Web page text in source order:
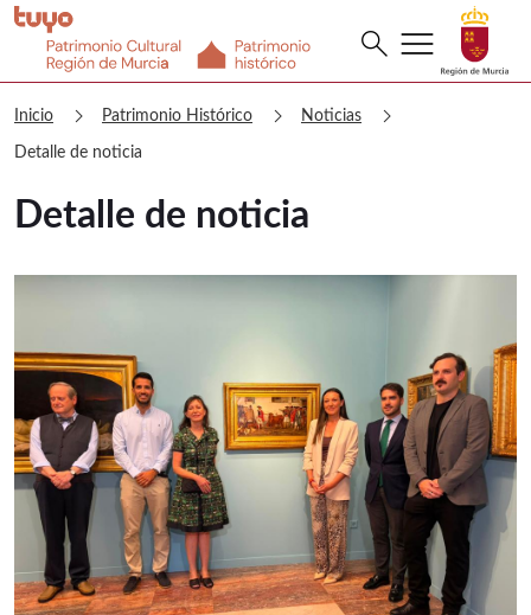
Patrimonio Histórico Detalle de
Buscar
search menu
Inicio chevron_right Patrimonio Histórico chevron_right Noticias chevron_right
Detalle de noticia
Detalle de noticia